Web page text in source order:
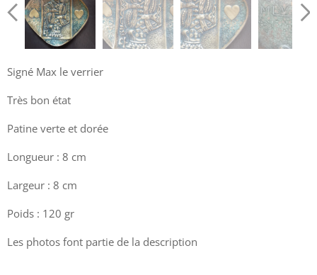
Signé Max le verrier
Très bon état
Patine verte et dorée
Longueur : 8 cm
Largeur : 8 cm
Poids : 120 gr
Les photos font partie de la description